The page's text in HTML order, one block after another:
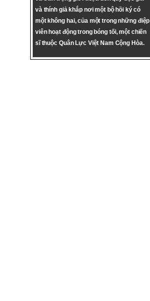
và thính giả khắp nơi một bộ hồi ký có
một không hai, của một trong những điệp
viên hoạt động trong bóng tối, một chiến
sĩ thuộc Quân Lực Việt Nam Cộng Hòa.